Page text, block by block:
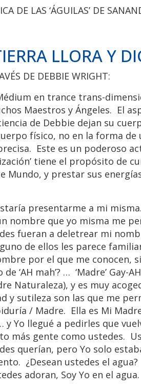
DE LAS ‘ÁGUILAS’ DE
LLORA Y
DE DEBBIE WRIGHT:
en trance trans-
Maestros y Ángeles. El
de Debbie dejan su
físico, no en la forma
Este es un poderoso
tiene el propósito de
Mundo, y prestar sus
presentarme a mi
nombre que yo misma me
fueran a deletrear mi
de ellos les parece
por el que me conocen,
‘AH mah’? … ‘Madre’
Naturaleza), y es muy
y sutileza son las que me
/ Madre. Ella es Mi
y Yo llegué a pedirles que
más gente como ustedes.
querían, pero Yo solo
¿Desean ustedes el
adoran, Soy Yo en el agua.